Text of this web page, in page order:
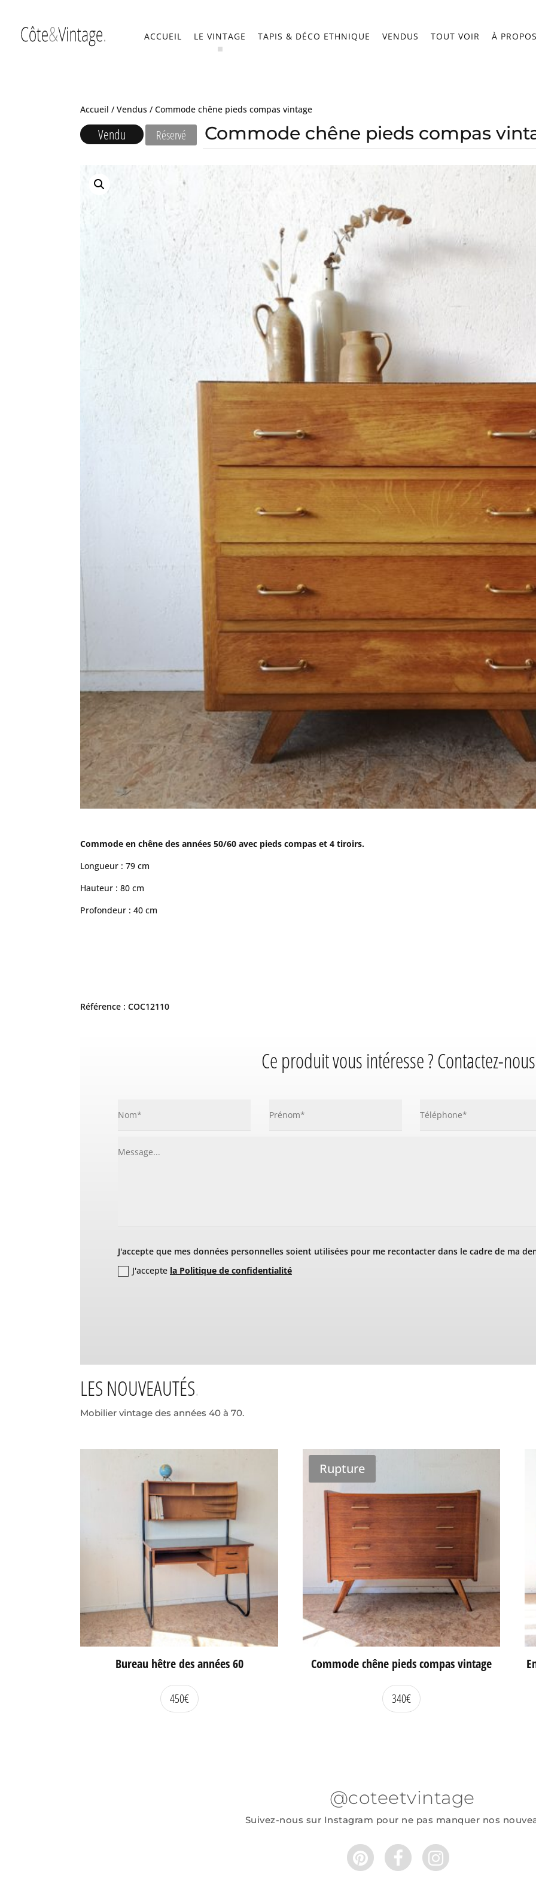
ACCUEIL LE VINTAGE TAPIS & DÉCO ETHNIQUE VENDUS TOUT VOIR À
Accueil /Vendus / Commode chêne pieds compas vintage
Vendu Réservé Commode chêne pieds compas
Commode en chêne des années 50/60 avec pieds compas et 4 tiroirs.
Longueur : 79 cm
Hauteur : 80 cm
Profondeur : 40 cm
Référence : COC12110
Ce produit vous intéresse ? Contactez-
J'accepte que mes données personnelles soient utilisées pour me recontacter dans le cadre de ma
J'accepte la Politique de confidentialité
LES NOUVEAUTÉS
Mobilier vintage des années 40 à 70.
Bureau hêtre des années 60
450€
Rupture
Commode chêne pieds compas vintage
340€
@coteetvintage
Suivez-nous sur Instagram pour ne pas manquer nos